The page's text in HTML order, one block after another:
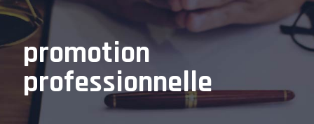
promotion
professionnelle